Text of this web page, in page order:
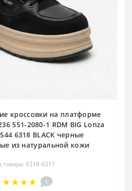
кроссовки на платформе
551-2080-1 RDM BIG Lonza
6318 BLACK черные
из натуральной кожи
товара: 6318-6311
1